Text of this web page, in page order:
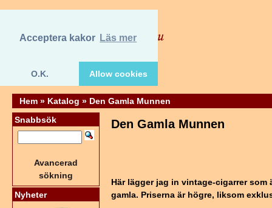
Acceptera kakor Läs mer
O.K. Allow cookies
Hem » Katalog » Den Gamla Munnen
Den Gamla Munnen
Här lägger jag in vintage-cigarrer som
gamla. Priserna är högre, liksom
Snabbsök
Avancerad
sökning
Nyheter